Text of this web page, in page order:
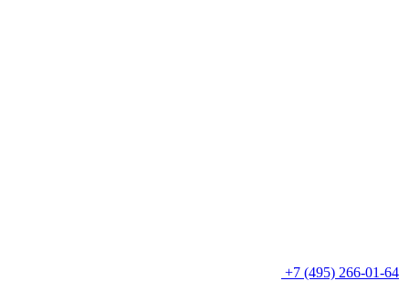
+7 (495) 266-01-64